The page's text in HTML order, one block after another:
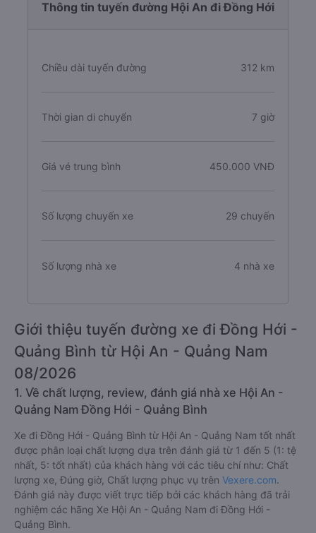
Thông tin tuyến đường Hội An đi Đồng Hới
Chiều dài tuyến đường 312 km
Thời gian di chuyển 7 giờ
Giá vé trung bình 450.000 VNĐ
Số lượng chuyến xe 29 chuyến
Số lượng nhà xe 4 nhà xe
Giới thiệu tuyến đường xe đi Đồng Hới -
Quảng Bình từ Hội An - Quảng Nam
08/2026
1. Về chất lượng, review, đánh giá nhà xe Hội An -
Quảng Nam Đồng Hới - Quảng Bình
Xe đi Đồng Hới - Quảng Bình từ Hội An - Quảng Nam tốt nhất
được phân loại chất lượng dựa trên đánh giá từ 1 đến 5 (1: tệ
nhất, 5: tốt nhất) của khách hàng với các tiêu chí như: Chất
lượng xe, Đúng giờ, Chất lượng phục vụ trên Vexere.com.
Đánh giá này được viết trực tiếp bởi các khách hàng đã trải
nghiệm các hãng Xe Hội An - Quảng Nam đi Đồng Hới -
Quảng Bình.